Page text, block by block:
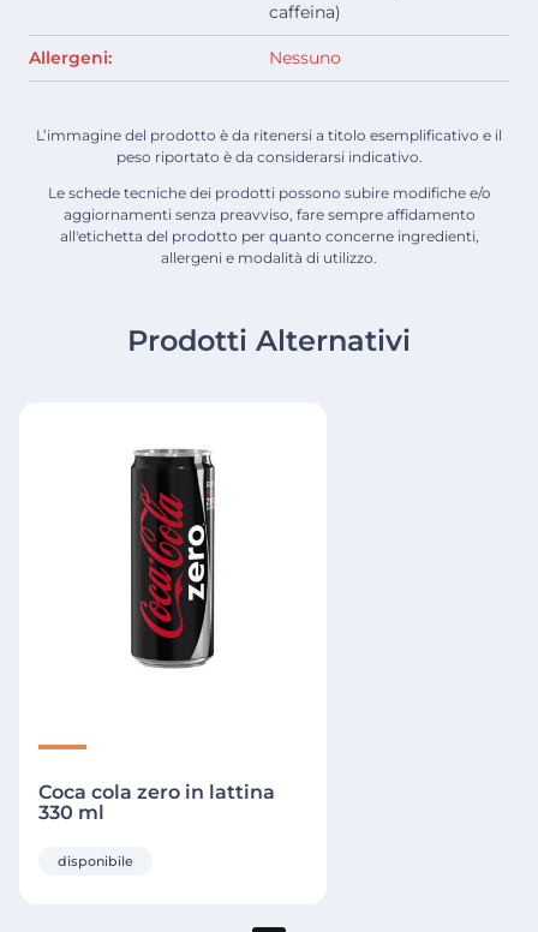
caffeina)
Allergeni: Nessuno
L’immagine del prodotto è da ritenersi a titolo esemplificativo e il
peso riportato è da considerarsi indicativo.
Le schede tecniche dei prodotti possono subire modifiche e/o
aggiornamenti senza preavviso, fare sempre affidamento
all'etichetta del prodotto per quanto concerne ingredienti,
allergeni e modalità di utilizzo.
Prodotti Alternativi
Coca cola zero in lattina
330 ml
disponibile